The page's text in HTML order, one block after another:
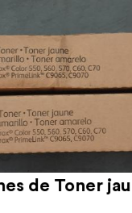
de Toner